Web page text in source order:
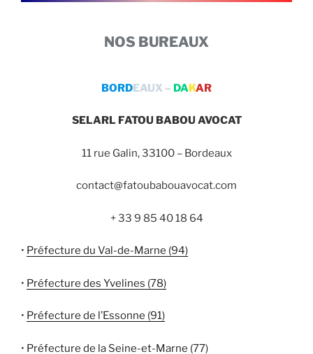
NOS BUREAUX
BORDEAUX – DAKAR
SELARL FATOU BABOU AVOCAT
11 rue Galin, 33100 – Bordeaux
contact@fatoubabouavocat.com
+ 33 9 85 40 18 64
• Préfecture du Val-de-Marne (94)
• Préfecture des Yvelines (78)
• Préfecture de l’Essonne (91)
• Préfecture de la Seine-et-Marne (77)